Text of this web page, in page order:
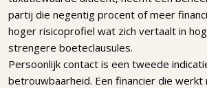
partij die negentig procent of meer
hoger risicoprofiel wat zich vertaalt in
strengere boeteclausules.
Persoonlijk contact is een tweede
betrouwbaarheid. Een financier die